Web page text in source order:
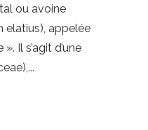
ou avoine
elatius), appelée
Il s’agit d’une